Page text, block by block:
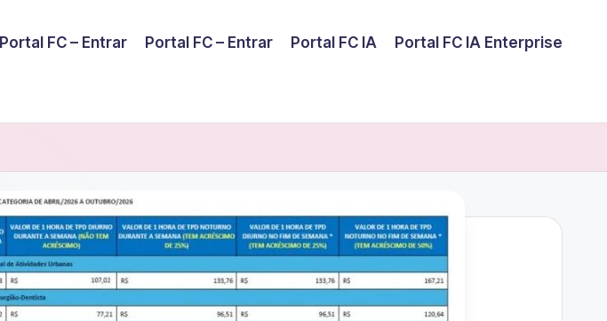
Portal FC – Entrar Portal FC – Entrar Portal FC IA Portal FC IA Enterprise